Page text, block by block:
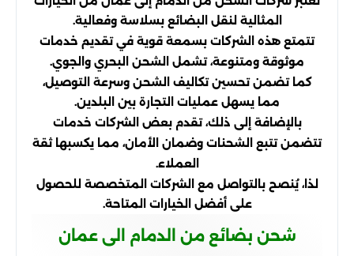
المثالية لنقل البضائع بسلاسة وفعالية.
تتمتع هذه الشركات بسمعة قوية في تقديم خدمات
موثوقة ومتنوعة، تشمل الشحن البحري والجوي.
كما تضمن تحسين تكاليف الشحن وسرعة التوصيل،
مما يسهل عمليات التجارة بين البلدين.
بالإضافة إلى ذلك، تقدم بعض الشركات خدمات
تتضمن تتبع الشحنات وضمان الأمان، مما يكسبها ثقة
العملاء.
لذا، يُنصح بالتواصل مع الشركات المتخصصة للحصول
على أفضل الخيارات المتاحة.
شحن بضائع من الدمام الى عمان